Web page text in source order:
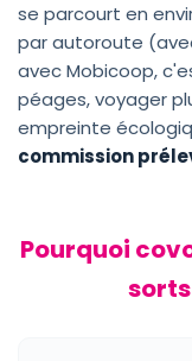
se parcourt en
par autoroute
avec Mobicoop,
péages, voyager
empreinte
commission
Pourquoi